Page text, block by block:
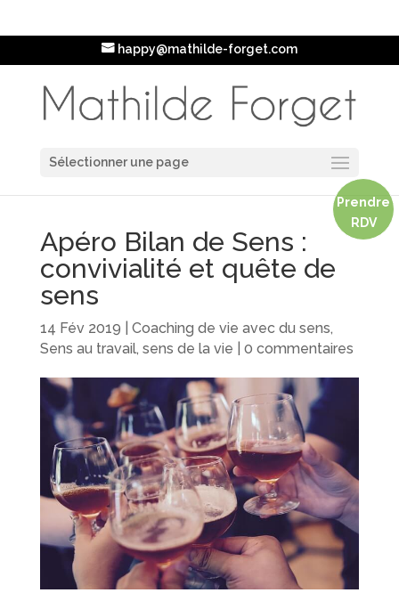
happy@mathilde-forget.com
Sélectionner une page
Apéro Bilan de Sens :
convivialité et quête de
sens
14 Fév 2019 Coaching de vie avec du sens,
Sens au travail, sens de la vie
0 commentaires
Prendre
RDV